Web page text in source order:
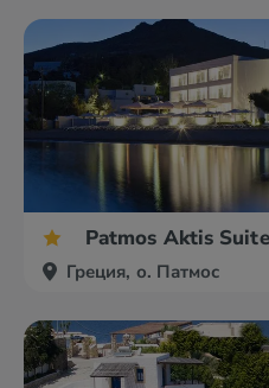
Patmos Aktis
Греция, о. Патмос